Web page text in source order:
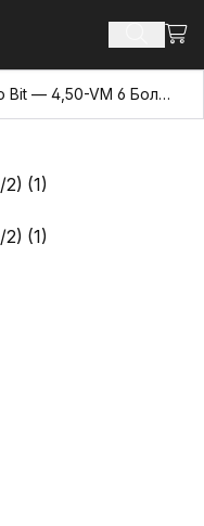
Іздеу
Ace Pro Bit — 4,50-VM 6 Болт (1/2)